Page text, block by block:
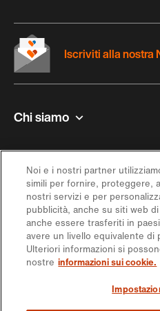
Chi siamo
Contatto e aiuto
Ispirazione
Offerta
Iscriviti alla nostra
Noi e i nostri partner
simili per fornire, proteggere,
nostri servizi e per
pubblicità, anche su siti web
anche essere trasferiti in
avere un livello equivalente di
Ulteriori informazioni si
nostre informazioni sui cookie.